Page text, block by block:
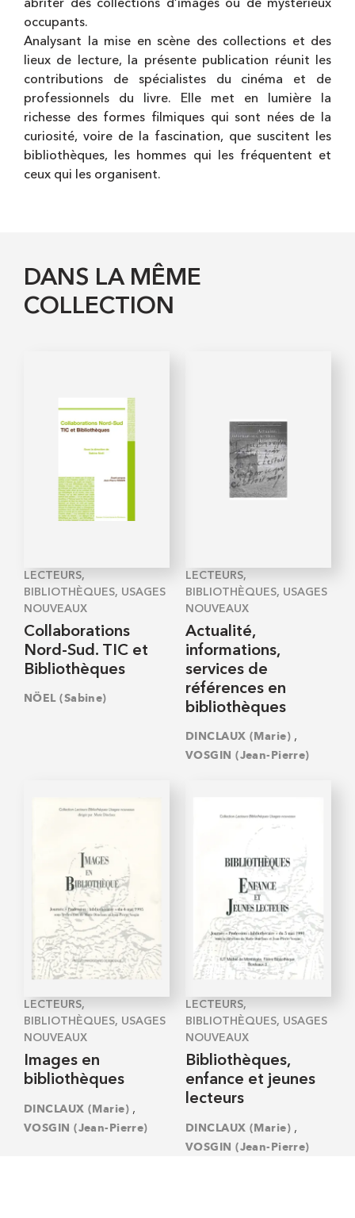
abriter des collections d’images ou de mystérieux
occupants.
Analysant la mise en scène des collections et des
lieux de lecture, la présente publication réunit les
contributions de spécialistes du cinéma et de
professionnels du livre. Elle met en lumière la
richesse des formes filmiques qui sont nées de la
curiosité, voire de la fascination, que suscitent les
bibliothèques, les hommes qui les fréquentent et
ceux qui les organisent.
DANS LA MÊME
COLLECTION
LECTEURS,
BIBLIOTHÈQUES, USAGES
NOUVEAUX
Collaborations
Nord-Sud. TIC et
Bibliothèques
NÖEL (Sabine)
LECTEURS,
BIBLIOTHÈQUES, USAGES
NOUVEAUX
Actualité,
informations,
services de
références en
bibliothèques
DINCLAUX (Marie) ,
VOSGIN (Jean-Pierre)
LECTEURS,
BIBLIOTHÈQUES, USAGES
NOUVEAUX
Images en
bibliothèques
DINCLAUX (Marie) ,
VOSGIN (Jean-Pierre)
LECTEURS,
BIBLIOTHÈQUES, USAGES
NOUVEAUX
Bibliothèques,
enfance et jeunes
lecteurs
DINCLAUX (Marie) ,
VOSGIN (Jean-Pierre)